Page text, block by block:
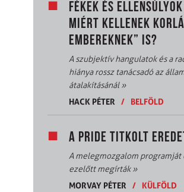
FÉKEK ÉS
MIÉRT KELLENEK
EMBEREKNEK” IS?
A szubjektív hangulatok és a
hiánya rossz tanácsadó az
átalakításánál»
HACK PÉTER
/ BELFÖLD
A PRIDE TITKOLT
A melegmozgalom
ezelőtt megírták»
MORVAY PÉTER
/ KÜLFÖLD